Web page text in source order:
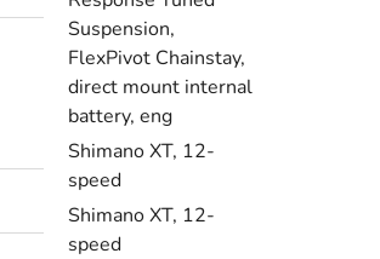
Suspension,
FlexPivot Chainstay,
direct mount internal
battery, eng
Shimano XT, 12-
speed
Shimano XT, 12-
speed